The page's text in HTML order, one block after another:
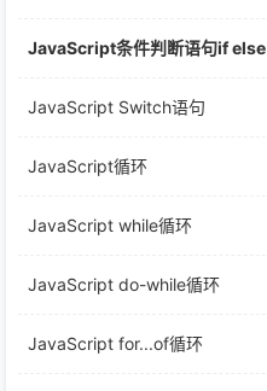
JavaScript条件判断语句if else
JavaScript Switch语句
JavaScript循环
JavaScript while循环
JavaScript do-while循环
JavaScript for...of循环